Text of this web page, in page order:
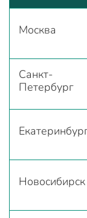
Москва
Санкт-
Петербург
Новосибирск